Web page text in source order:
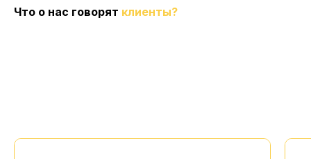
Что о нас говорят клиенты?